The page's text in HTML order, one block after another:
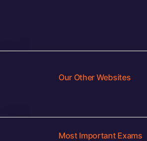
Our Other Websites
Most Important Exams